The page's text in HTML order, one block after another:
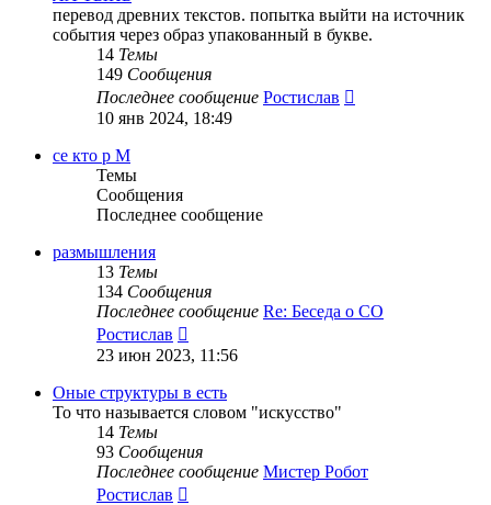
перевод древних текстов. попытка выйти на источник
события через образ упакованный в букве.
14 Темы
149 Сообщения
Последнее сообщение Ростислав
10 янв 2024, 18:49
се кто р М
Темы
Сообщения
Последнее сообщение
размышления
13 Темы
134 Сообщения
Последнее сообщение Re: Беседа о СО
Ростислав
к
сообщению
23 июн 2023, 11:56
Оные структуры в есть
То что называется словом "искусство"
14 Темы
93 Сообщения
Последнее сообщение Мистер Робот
Ростислав